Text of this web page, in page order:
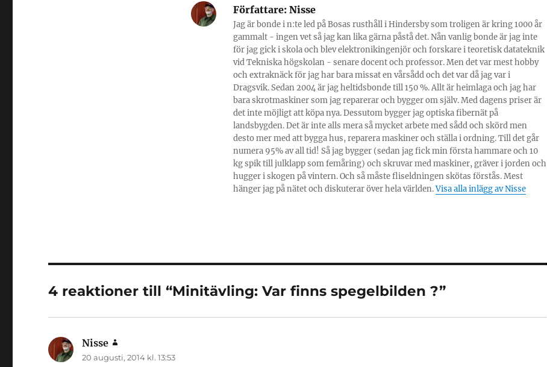
Författare:Nisse
Jag är bonde i n:te led på Bosas rusthåll i Hindersby som troligen är kring 1000 år
gammalt - ingen vet så jag kan lika gärna påstå det. Nån vanlig bonde är jag inte
för jag gick i skola och blev elektronikingenjör och forskare i teoretisk datateknik
vid Tekniska högskolan - senare docent och professor. Men det var mest hobby
och extraknäck för jag har bara missat en vårsådd och det var då jag var i
Dragsvik. Sedan 2004 är jag heltidsbonde till 150 %. Allt är heimlaga och jag har
bara skrotmaskiner som jag reparerar och bygger om själv. Med dagens priser är
det inte möjligt att köpa nya. Dessutom bygger jag optiska fibernät på
landsbygden. Det är inte alls mera så mycket arbete med sådd och skörd men
desto mer med att bygga hus, reparera maskiner och ställa i ordning. Till det går
numera 95% av all tid! Så jag bygger (sedan jag fick min första hammare och 10
kg spik till julklapp som femåring) och skruvar med maskiner, gräver i jorden och
hugger i skogen på vintern. Och så måste fliseldningen skötas förstås. Mest
hänger jag på nätet och diskuterar över hela världen.Visa alla inlägg av Nisse
4 reaktioner till “Minitävling: Var finns spegelbilden ?”
Nisse
20 augusti, 2014 kl. 13:53